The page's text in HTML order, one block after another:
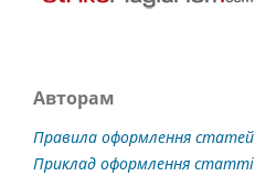
Авторам
Правила оформлення статей
Приклад оформлення статті